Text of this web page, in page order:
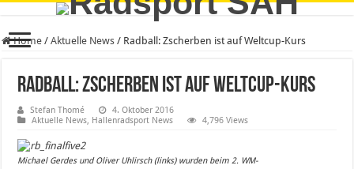
Home / Aktuelle News / Radball: Zscherben ist auf Weltcup-Kurs
Radball: Zscherben ist auf Weltcup-Kurs
Stefan Thomé
4. Oktober 2016
Aktuelle News, Hallenradsport News 4,796 Views
Michael Gerdes und Oliver Uhlirsch (links) wurden beim 2. WM-